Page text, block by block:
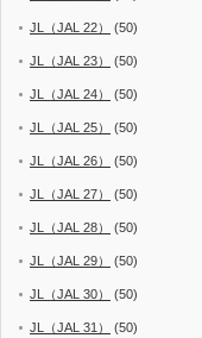
JL（JAL 22） (50)
JL（JAL 23） (50)
JL（JAL 24） (50)
JL（JAL 25） (50)
JL（JAL 26） (50)
JL（JAL 27） (50)
JL（JAL 28） (50)
JL（JAL 29） (50)
JL（JAL 30） (50)
JL（JAL 31） (50)